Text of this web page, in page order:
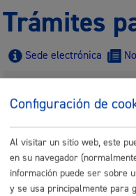
Trámites
Sede electrónica
Certificados y
Certificado de estar al
Configuración de
Al visitar un sitio web, este
en su navegador
información puede ser sobre
y se usa principalmente para